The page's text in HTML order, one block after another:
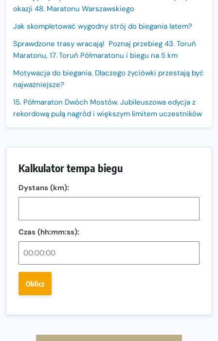
okazji 48. Maratonu Warszawskiego
Jak skompletować wygodny strój do biegania latem?
Sprawdzone trasy wracają! Poznaj przebieg 43. Toruń
Maratonu, 17. Toruń Półmaratonu i biegu na 5 km
Motywacja do biegania. Dlaczego życiówki przestają być
najważniejsze?
15. Półmaraton Dwóch Mostów. Jubileuszowa edycja z
rekordową pulą nagród i większym limitem uczestników
Oficjalna koszulka LOTTO 25. Poznań Maratonu!
Amazfit Balance 3: Kompleksowe narzędzie dla biegacza
Regeneracja w bieganiu. Co warto o niej wiedzieć?
Ostatnie wolne miejsca na jubileuszowy Bieg
Fabrykanta. Organizatorzy odkrywają trasę dzień po
wybiera wyzwanie trzech największych maratonów w
Praska 5k Run gospodarzem Mistrzostw Polski
Największy Bieg Powstania Warszawskiego w historii.
Kalkulator tempa biegu
Dystans (km):
Czas (hh:mm:ss):
Oblicz